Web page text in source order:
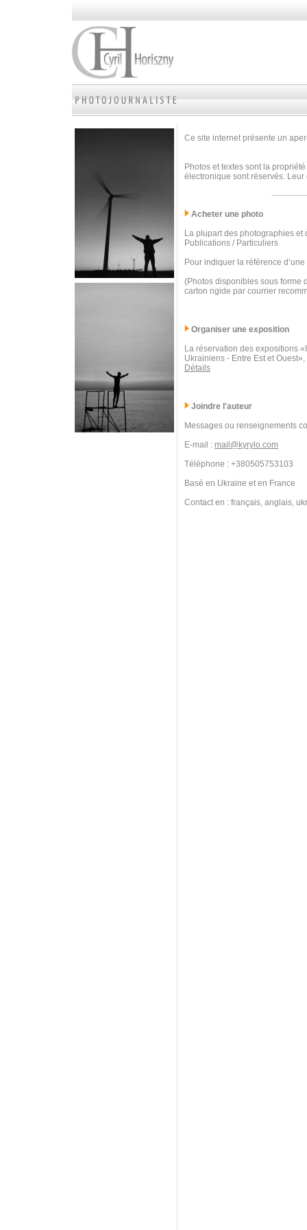
Ce site internet présente un
Photos et textes sont la
électronique sont réservés.
Acheter une photo
La plupart des photographies
Publications / Particuliers
Pour indiquer la référence
(Photos disponibles sous forme
carton rigide par courrier
Organiser une exposition
La réservation des expositions
Ukrainiens - Entre Est et
Détails
Joindre l'auteur
Messages ou renseignements
E-mail : mail@kyrylo.com
Téléphone : +380505753103
Basé en Ukraine et en France
Contact en : français, anglais,